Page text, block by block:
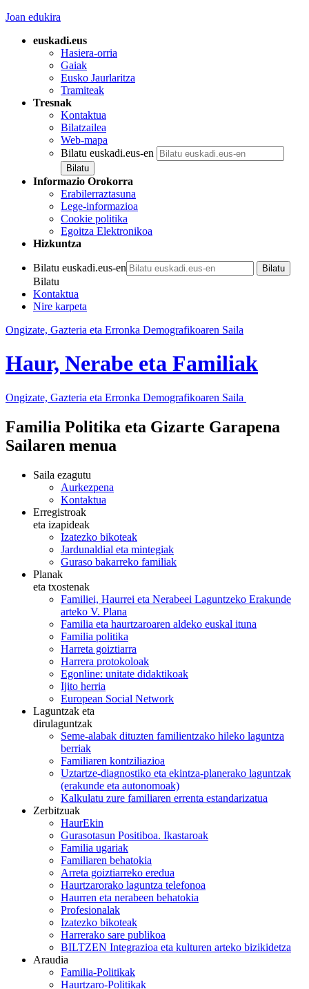
Joan edukira
euskadi.eus
Hasiera-orria
Gaiak
Eusko Jaurlaritza
Tramiteak
Tresnak
Kontaktua
Bilatzailea
Web-mapa
Bilatu euskadi.eus-en
Informazio Orokorra
Erabilerraztasuna
Lege-informazioa
Cookie politika
Egoitza Elektronikoa
Hizkuntza
Bilatu euskadi.eus-en
Bilatu
Kontaktua
Nire karpeta
Ongizate, Gazteria eta Erronka Demografikoaren Saila
Haur, Nerabe eta Familiak
Ongizate, Gazteria eta Erronka Demografikoaren Saila
Familia Politika eta Gizarte Garapena
Sailaren menua
Saila ezagutu
Aurkezpena
Kontaktua
Erregistroak
eta izapideak
Izatezko bikoteak
Jardunaldial eta mintegiak
Guraso bakarreko familiak
Planak
eta txostenak
Familiei, Haurrei eta Nerabeei Laguntzeko Erakunde
arteko V. Plana
Familia eta haurtzaroaren aldeko euskal ituna
Familia politika
Harreta goiztiarra
Harrera protokoloak
Egonline: unitate didaktikoak
Ijito herria
European Social Network
Laguntzak eta
dirulaguntzak
Seme-alabak dituzten familientzako hileko laguntza
berriak
Familiaren kontziliazioa
Uztartze-diagnostiko eta ekintza-planerako laguntzak
(erakunde eta autonomoak)
Kalkulatu zure familiaren errenta estandarizatua
Zerbitzuak
HaurEkin
Gurasotasun Positiboa. Ikastaroak
Familia ugariak
Familiaren behatokia
Arreta goiztiarreko eredua
Haurtzarorako laguntza telefonoa
Haurren eta nerabeen behatokia
Profesionalak
Izatezko bikoteak
Harrerako sare publikoa
BILTZEN Integrazioa eta kulturen arteko bizikidetza
Araudia
Familia-Politikak
Haurtzaro-Politikak